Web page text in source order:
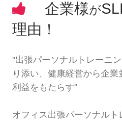
企業様が
理由！
"出張パーソナルトレーニ
り添い、健康経営から企
利益をもたらす"
オフィス出張パーソナル